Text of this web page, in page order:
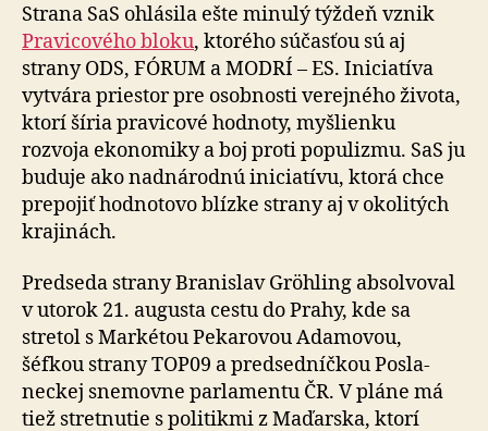
Strana SaS ohlásila ešte minulý týždeň vznik
Pra­vi­co­vé­ho bloku, ktorého súčasťou sú aj
strany ODS, FÓRUM a MODRÍ – ES. Ini­cia­tíva
vytvára priestor pre osob­nosti verejného života,
ktorí šíria pra­vi­cové hod­noty, myšlienku
rozvoja eko­no­miky a boj proti po­pu­lizmu. SaS ju
buduje ako nad­ná­rodnú ini­cia­tívu, ktorá chce
prepojiť hod­no­tovo blízke strany aj v oko­li­tých
kra­ji­nách.
Predseda strany Branislav Gröhling absolvoval
v utorok 21. augusta cestu do Prahy, kde sa
stretol s Markétou Pekarovou Adamovou,
šéfkou strany TOP09 a pred­sed­níčkou Posla­
neckej sne­movne par­la­mentu ČR. V pláne má
tiež stret­nutie s po­li­tikmi z Ma­ďar­ska, ktorí